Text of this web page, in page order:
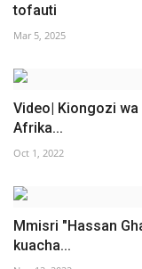
tofauti
Mar 5, 2025
Video| Kiongozi
Afrika...
Oct 1, 2022
Mmisri "Hassan
kuacha...